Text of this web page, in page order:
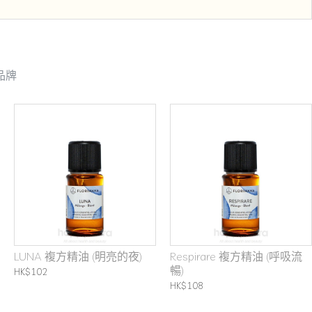
牌
LUNA 複方精油 (明亮的夜)
HK$102
Respirare 複方精油 (呼吸流
暢)
HK$108